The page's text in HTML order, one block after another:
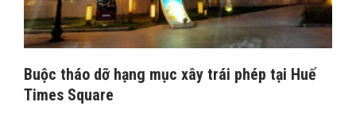
Buộc tháo dỡ hạng mục xây trái phép tại Huế
Times Square